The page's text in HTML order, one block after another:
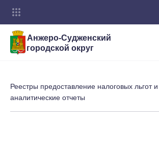
Анжеро-Судженский
городской округ
Реестры предоставление налоговых льгот
аналитические отчеты